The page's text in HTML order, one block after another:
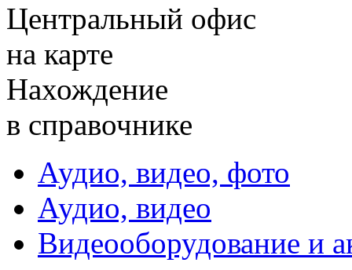
Центральный офис
на карте
Нахождение
в справочнике
Аудио, видео, фото
Аудио, видео
Видеооборудование и